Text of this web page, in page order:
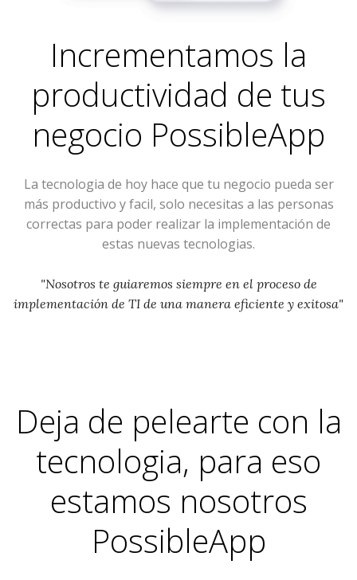
Incrementamos la
productividad de tus
negocio PossibleApp
La tecnologia de hoy hace que tu negocio pueda ser
más productivo y facil, solo necesitas a las personas
correctas para poder realizar la implementación de
estas nuevas tecnologias.
"Nosotros te guiaremos siempre en el proceso de
implementación de TI de una manera eficiente y exitosa"
Deja de pelearte con la
tecnologia, para eso
estamos nosotros
PossibleApp